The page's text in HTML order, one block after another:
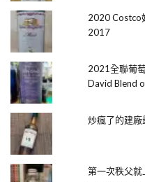
2020 Costco
2017
2021全聯葡
David Blend
炒瘋了的建
第一次秩父